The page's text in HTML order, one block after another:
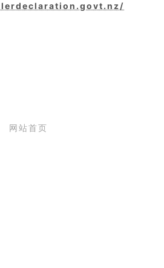
网站首页